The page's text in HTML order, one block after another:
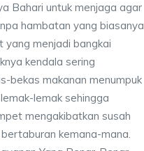
Bahari untuk menjaga agar
hambatan yang biasanya
menjadi bangkai
kendala sering
bekas makanan menumpuk
lemak sehingga
mengakibatkan susah
kemana-mana.